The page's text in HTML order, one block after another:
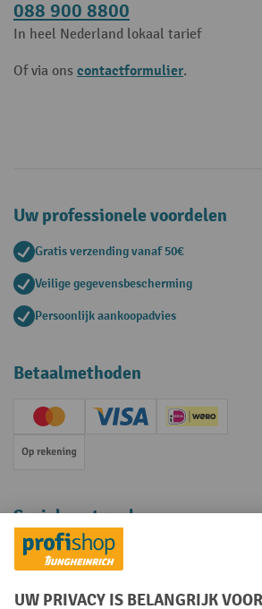
088 900 8800
In heel Nederland lokaal tarief
Of via ons contactformulier.
Uw professionele voordelen
Gratis verzending vanaf 50€
Veilige gegevensbescherming
Persoonlijk aankoopadvies
Betaalmethoden
Creditcard (Master)Creditcard (Visa)iDEAL | Wero
Op rekening
Sociale netwerken
Facebook
YouTube
LinkedInInstagram